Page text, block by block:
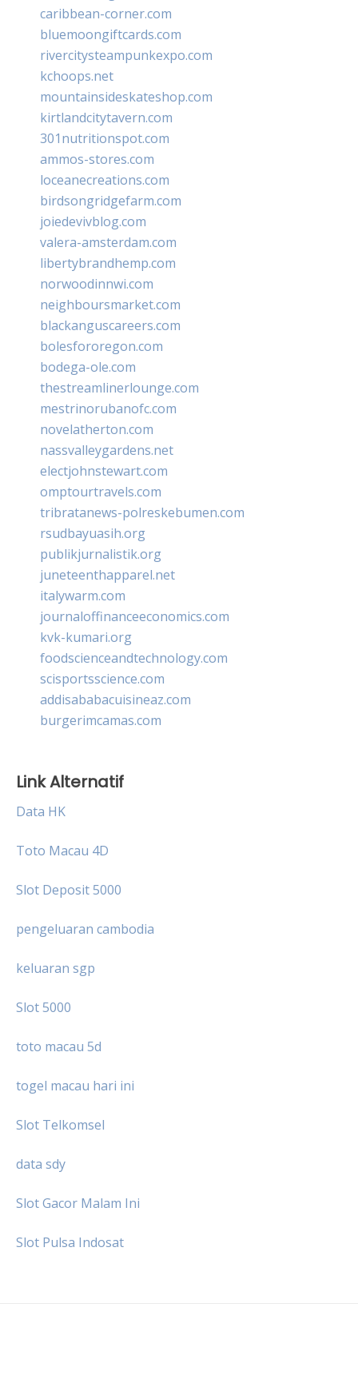
caribbean-corner.com
bluemoongiftcards.com
rivercitysteampunkexpo.com
kchoops.net
mountainsideskateshop.com
kirtlandcitytavern.com
301nutritionspot.com
ammos-stores.com
loceanecreations.com
birdsongridgefarm.com
joiedevivblog.com
valera-amsterdam.com
libertybrandhemp.com
norwoodinnwi.com
neighboursmarket.com
blackanguscareers.com
bolesfororegon.com
bodega-ole.com
thestreamlinerlounge.com
mestrinorubanofc.com
novelatherton.com
nassvalleygardens.net
electjohnstewart.com
omptourtravels.com
tribratanews-polreskebumen.com
rsudbayuasih.org
publikjurnalistik.org
juneteenthapparel.net
italywarm.com
journaloffinanceeconomics.com
kvk-kumari.org
foodscienceandtechnology.com
scisportsscience.com
addisababacuisineaz.com
burgerimcamas.com
Link Alternatif
Data HK
Toto Macau 4D
Slot Deposit 5000
pengeluaran cambodia
keluaran sgp
Slot 5000
toto macau 5d
togel macau hari ini
Slot Telkomsel
data sdy
Slot Gacor Malam Ini
Slot Pulsa Indosat